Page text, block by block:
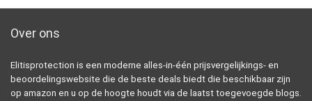
Over ons
Elitisprotection is een moderne alles-in-één prijsvergelijkings- en
beoordelingswebsite die de beste deals biedt die beschikbaar zijn
op amazon en u op de hoogte houdt via de laatst toegevoegde blogs.